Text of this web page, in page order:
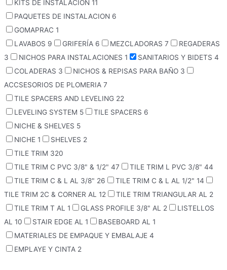
KITS DE INSTALACIÓN 11
PAQUETES DE INSTALACION 6
GOMAPRAC 1
LAVABOS 9 GRIFERÍA 6 MEZCLADORAS 7
REGADERAS
3
NICHOS PARA INSTALACIONES 1 SANITARIOS Y BIDETS 4
COLADERAS 3 NICHOS & REPISAS PARA BAÑO 3
ACCSESORIOS DE PLOMERIA 7
TILE SPACERS AND LEVELING 22
LEVELING SYSTEM 5 TILE SPACERS 6
NICHE & SHELVES 5
NICHE 1 SHELVES 2
TILE TRIM 320
TILE TRIM C PVC 3/8" & 1/2" 47 TILE TRIM L PVC 3/8" 44
TILE TRIM C & L AL 3/8" 26 TILE TRIM C & L AL 1/2" 14
TILE TRIM 2C & CORNER AL 12 TILE TRIM TRIANGULAR AL 2
TILE TRIM T AL 1 GLASS PROFILE 3/8" AL 2
LISTELLOS
AL 10 STAIR EDGE AL 1 BASEBOARD AL 1
MATERIALES DE EMPAQUE Y EMBALAJE 4
EMPLAYE Y CINTA 2